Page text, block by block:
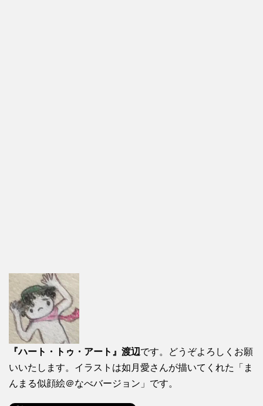
『ハート・トゥ・アート』渡辺です。どうぞよろしくお願
いいたします。イラストは如月愛さんが描いてくれた「ま
んまる似顔絵＠なべバージョン」です。